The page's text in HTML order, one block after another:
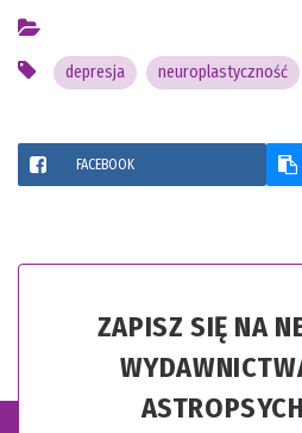
depresja neuroplastyczność
FACEBOOK
ZAPISZ SIĘ NA